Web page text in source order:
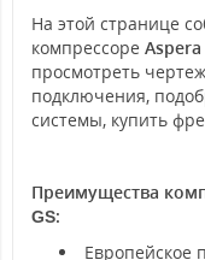
На этой странице
компрессоре Aspera
просмотреть
подключения,
системы, купить
Преимущества
GS:
Европейское